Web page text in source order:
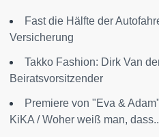
Fast die Hälfte der
Versicherung
Takko Fashion: Dirk Van
Beiratsvorsitzender
Premiere von "Eva &
KiKA / Woher weiß man,